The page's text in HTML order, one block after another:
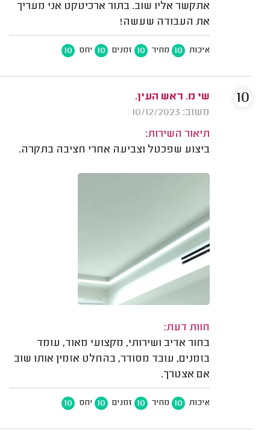
אתקשר אליו שוב. בתור ארכיטקט אני מעריך
את העבודה שעשה!
איכות 10 מחיר 10 זמנים 10 יחס 10
שי מ. ראש העין.
משוב: 10/12/2023
תיאור השירות:
ביצוע שפכטל וצביעה אחרי חציבה בתקרה.
חוות דעת:
בחור אדיב ושירותי, מקצועי מאוד, עומד
בזמנים, עובד מסודר, בהחלט אזמין אותו שוב
אם אצטרך.
איכות 10 מחיר 10 זמנים 10 יחס 10
10